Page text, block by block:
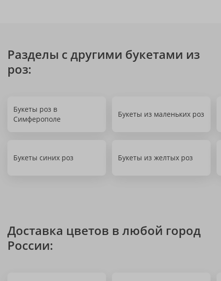
Разделы с другими букетами из
роз:
Букеты роз в
Симферополе
Букеты из маленьких роз
Букеты синих роз Букеты из желтых роз
Доставка цветов в любой город
России: